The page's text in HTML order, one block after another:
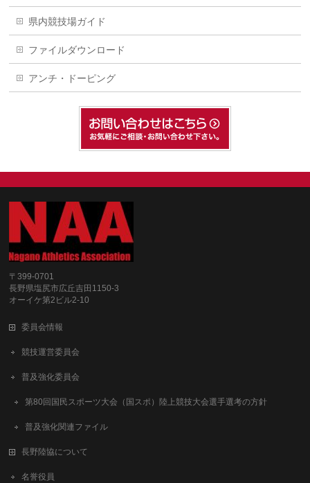
県内競技場ガイド
ファイルダウンロード
アンチ・ドーピング
〒399-0701
長野県塩尻市広丘吉田1150-3
オーイケ第2ビル2-10
委員会情報
競技運営委員会
普及強化委員会
第80回国民スポーツ大会（国スポ）陸上競技大会選手選考の方針
普及強化関連ファイル
長野陸協について
名誉役員